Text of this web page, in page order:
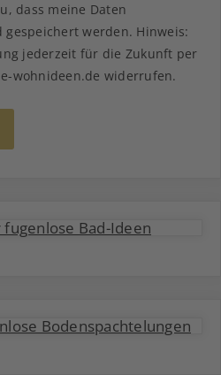
dass meine Daten
werden. Hinweis:
jederzeit für die Zukunft per
wohnideen.de widerrufen.